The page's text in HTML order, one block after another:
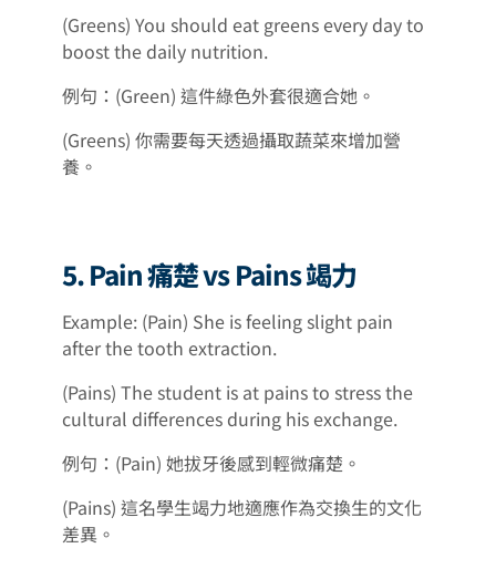
(Greens) You should eat greens every day to
boost the daily nutrition.
例句：(Green) 這件綠色外套很適合她。
(Greens) 你需要每天透過攝取蔬菜來增加營
養。
5. Pain 痛楚 vs Pains 竭力
Example: (Pain) She is feeling slight pain
after the tooth extraction.
(Pains) The student is at pains to stress the
cultural differences during his exchange.
例句：(Pain) 她拔牙後感到輕微痛楚。
(Pains) 這名學生竭力地適應作為交換生的文化
差異。